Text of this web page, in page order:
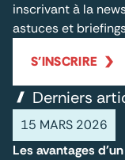
inscrivant à la
astuces et
S'INSCRIRE
Derniers
15 MARS 2026
Les avantages